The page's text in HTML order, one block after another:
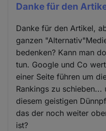
Danke für den
Danke für den Artikel,
ganzen
bedenken? Kann man
tun. Google und Co
einer Seite führen um
Rankings zu
diesem geistigen
das der noch weiter
ist?